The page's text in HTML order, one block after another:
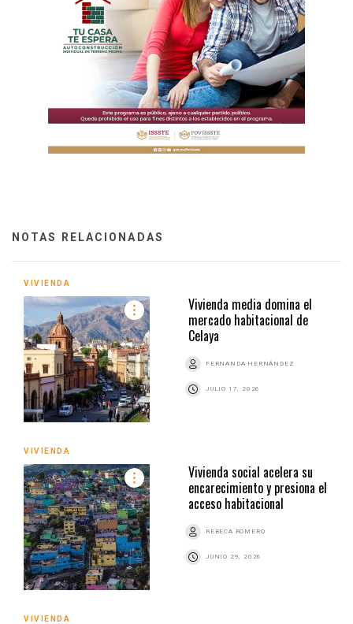
NOTAS RELACIONADAS
VIVIENDA
Vivienda media domina el
mercado habitacional de
Celaya
FERNANDA HERNÁNDEZ
JULIO 17, 2026
VIVIENDA
Vivienda social acelera su
encarecimiento y presiona el
acceso habitacional
REBECA ROMERO
JUNIO 29, 2026
VIVIENDA